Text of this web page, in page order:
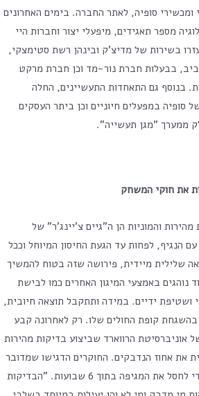
ומכשירי סופיה, לאתר החברה. בימים האחרונים
מספר תאגידים, מיפעלי יצור וחברות היי
בשירות של מדיצ'ק ובינהן רשת סטימצקי,
בבעלות חברת נור-מד וכן חברת מרקט
בנוסף גם התאחדות התעשיינים, החלה
סופיה במפעלים חיוניים וכן ביתר העסקים
ממערך "מגן תעשייה".
את חוקי המשחק
והמוניות הן ה"גיים צ'יינג'ר" של
הנגיף, לפחות עד הגעת החיסון המיוחל וככל
שלילית מיידית, פירושה שזה בטוח להמשיך
נוהגים באמצעי המיגון האחרים כמו לבישת
ושטיפת ידיים. במידה ותתקבל תוצאה חיובית,
בהשגחת קופת החולים שלו. רק לאחרונה קבע
הרווארד שביצוע בדיקות מהירות
את אחוז הנדבקים. החוקרים הדגישו שמדובר
בקצב מספיק גבוה כדי לחסל את המגיפה בתוך 6 שבועות. "הבדיקות